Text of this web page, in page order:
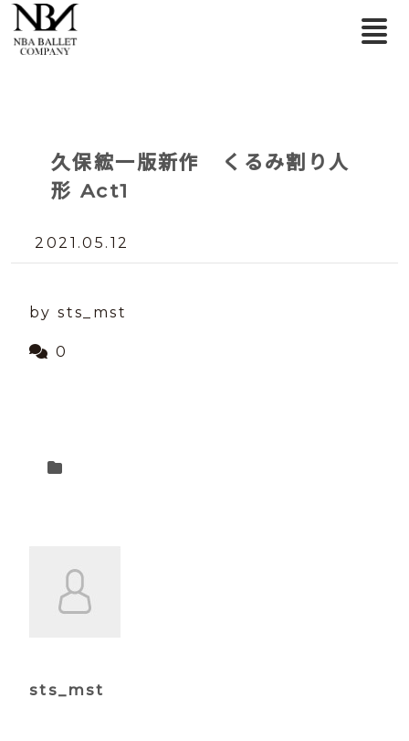
久保綋一版新作 くるみ割り人
形 Act1
2021.05.12
by sts_mst
0
sts_mst